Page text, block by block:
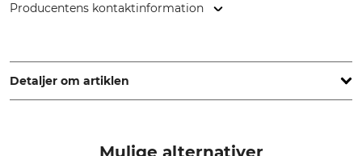
Producentens kontaktinformation
Luxembourg, www.corporate.arcelormittal.com
Detaljer om artiklen
Mulige alternativer